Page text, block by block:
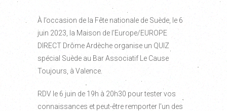
À l’occasion de la Fête nationale de Suède, le 6
juin 2023, la Maison de l’Europe/EUROPE
DIRECT Drôme Ardèche organise un QUIZ
spécial Suède au Bar Associatif Le Cause
Toujours, à Valence.
RDV le 6 juin de 19h à 20h30 pour tester vos
connaissances et peut-être remporter l’un des